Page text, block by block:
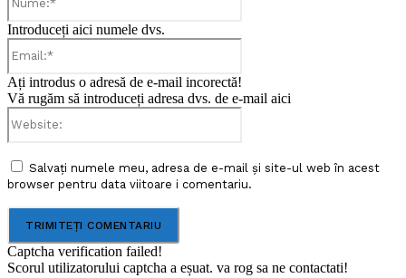
Introduceți aici numele dvs.
Ați introdus o adresă de e-mail incorectă!
Vă rugăm să introduceți adresa dvs. de e-mail aici
Salvați numele meu, adresa de e-mail și site-ul web în acest
browser pentru data viitoare i comentariu.
Captcha verification failed!
Scorul utilizatorului captcha a eșuat. va rog sa ne contactati!